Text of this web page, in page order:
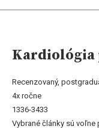
Kardiológia
Recenzovaný,
4x ročne
1336-3433
Vybrané články sú voľne